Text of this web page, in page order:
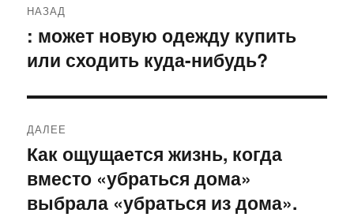
по
записям
НАЗАД
Предыдущая
запись:
: может новую одежду купить
или сходить куда-нибудь?
ДАЛЕЕ
Следующая
запись:
Как ощущается жизнь, когда
вместо «убраться дома»
выбрала «убраться из дома».